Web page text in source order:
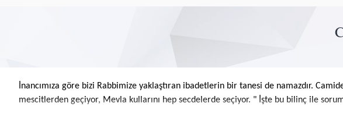
İnancımıza göre bizi Rabbimize yaklaştıran ibadetlerin bir tanesi de namazdır.
mescitlerden geçiyor, Mevla kullarını hep secdelerde seçiyor. " İşte bu bilinç ile